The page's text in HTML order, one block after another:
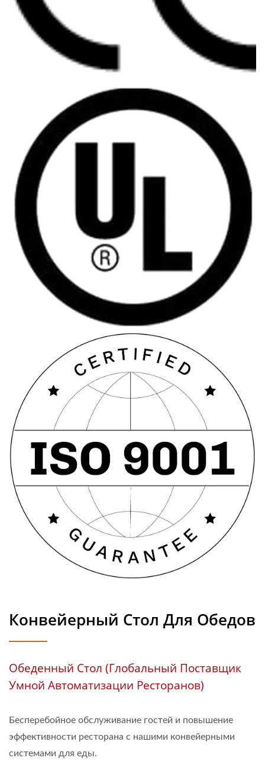
Конвейерный Стол Для Обедов
Обеденный Стол (Глобальный Поставщик
Умной Автоматизации Ресторанов)
Бесперебойное обслуживание гостей и повышение
эффективности ресторана с нашими конвейерными
системами для еды.